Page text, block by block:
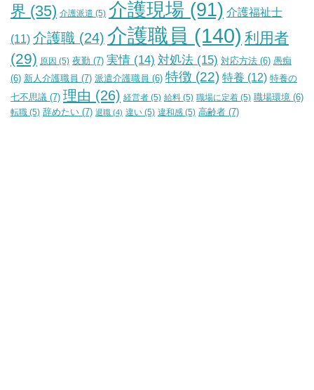
界 (35) 介護派遣 (5) 介護現場 (91) 介護福祉士
(11) 介護職 (24) 介護職員 (140) 利用者
(29) 原因 (5) 夜勤 (7) 実情 (14) 対処法 (15) 対応方法 (6) 愚痴
(6) 新人介護職員 (7) 派遣介護職員 (6) 特徴 (22) 特養 (12) 特養の
七不思議 (7) 理由 (26) 経営者 (5) 給料 (5) 職場に定着 (5) 職場環境 (6)
転職 (5) 辞めたい (7) 退職 (4) 違い (5) 違和感 (5) 高齢者 (7)